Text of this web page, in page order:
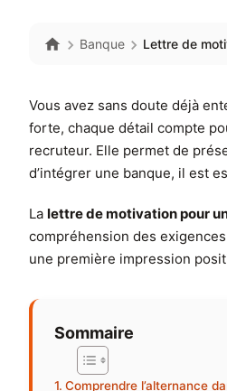
Banque Lettre de
Vous avez sans doute déjà
forte, chaque détail compte
recruteur. Elle permet de
d’intégrer une banque, il est
La lettre de motivation pour
compréhension des
une première impression
Sommaire
Comprendre l’alternance